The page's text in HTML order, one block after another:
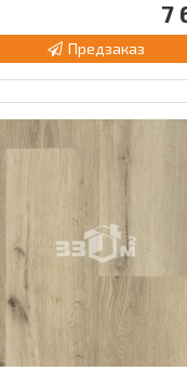
7
Предзаказ